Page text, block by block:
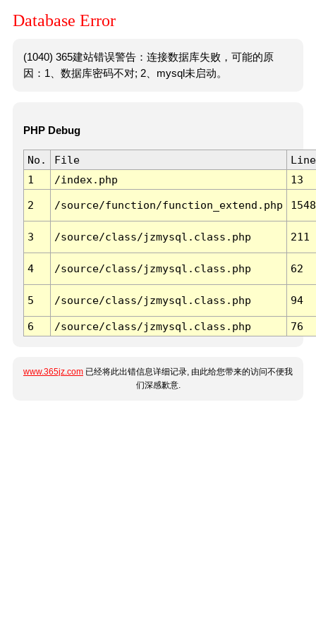
Database Error
(1040) 365建站错误警告：连接数据库失败，可能的原
因：1、数据库密码不对; 2、mysql未启动。
PHP Debug
No. File
Line
1
/index.php 13
2 /source/function/function_extend.php 1548
3 /source/class/jzmysql.class.php 211
4 /source/class/jzmysql.class.php 62
5 /source/class/jzmysql.class.php 94
6 /source/class/jzmysql.class.php 76
www.365jz.com 已经将此出错信息详细记录, 由此给您带来的访问不便我
们深感歉意.